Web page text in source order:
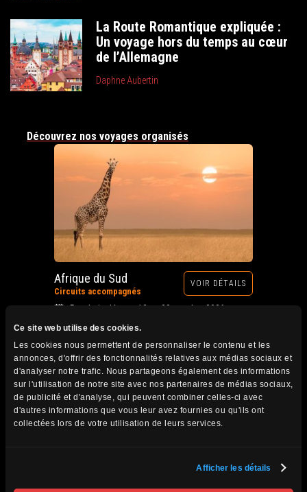
Ce site web utilise des cookies.
Les cookies nous permettent de personnaliser le contenu et les
annonces, d'offrir des fonctionnalités relatives aux médias sociaux et
d'analyser notre trafic. Nous partageons également des informations
sur l'utilisation de notre site avec nos partenaires de médias sociaux,
de publicité et d'analyse, qui peuvent combiner celles-ci avec
d'autres informations que vous leur avez fournies ou qu'ils ont
collectées lors de votre utilisation de leurs services.
Afficher les détails
La Route Romantique expliquée :
Un voyage hors du temps au cœur
de l’Allemagne
Daphne Aubertin
Découvrez nos voyages organisés
Afrique du Sud
Circuits accompagnés
VOIR DÉTAILS
Prochain départ : 12 au 28 octobre 2026